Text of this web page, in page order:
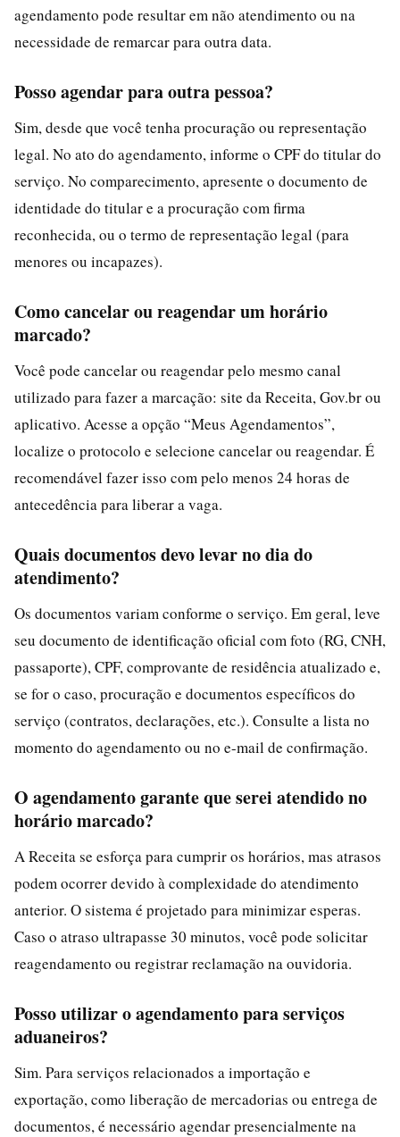
agendamento pode resultar em não atendimento ou na
necessidade de remarcar para outra data.
Posso agendar para outra pessoa?
Sim, desde que você tenha procuração ou representação
legal. No ato do agendamento, informe o CPF do titular do
serviço. No comparecimento, apresente o documento de
identidade do titular e a procuração com firma
reconhecida, ou o termo de representação legal (para
menores ou incapazes).
Como cancelar ou reagendar um horário
marcado?
Você pode cancelar ou reagendar pelo mesmo canal
utilizado para fazer a marcação: site da Receita, Gov.br ou
aplicativo. Acesse a opção “Meus Agendamentos”,
localize o protocolo e selecione cancelar ou reagendar. É
recomendável fazer isso com pelo menos 24 horas de
antecedência para liberar a vaga.
Quais documentos devo levar no dia do
atendimento?
Os documentos variam conforme o serviço. Em geral, leve
seu documento de identificação oficial com foto (RG, CNH,
passaporte), CPF, comprovante de residência atualizado e,
se for o caso, procuração e documentos específicos do
serviço (contratos, declarações, etc.). Consulte a lista no
momento do agendamento ou no e-mail de confirmação.
O agendamento garante que serei atendido no
horário marcado?
A Receita se esforça para cumprir os horários, mas atrasos
podem ocorrer devido à complexidade do atendimento
anterior. O sistema é projetado para minimizar esperas.
Caso o atraso ultrapasse 30 minutos, você pode solicitar
reagendamento ou registrar reclamação na ouvidoria.
Posso utilizar o agendamento para serviços
aduaneiros?
Sim. Para serviços relacionados a importação e
exportação, como liberação de mercadorias ou entrega de
documentos, é necessário agendar presencialmente na